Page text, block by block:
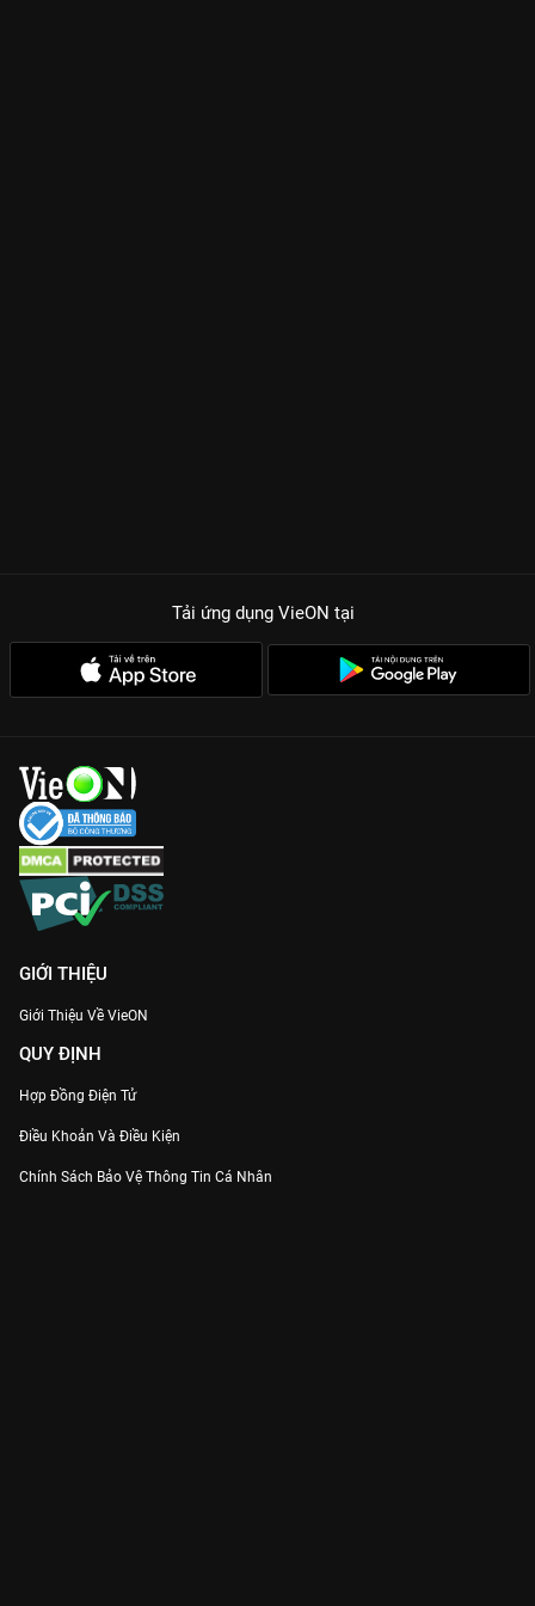
Tải ứng dụng VieON tại
GIỚI THIỆU
Giới Thiệu Về VieON
QUY ĐỊNH
Hợp Đồng Điện Tử
Điều Khoản Và Điều Kiện
Chính Sách Bảo Vệ Thông Tin Cá Nhân